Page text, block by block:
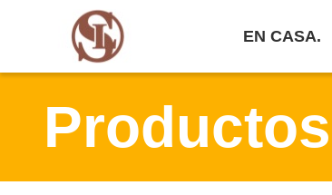
EN CASA.
Productos